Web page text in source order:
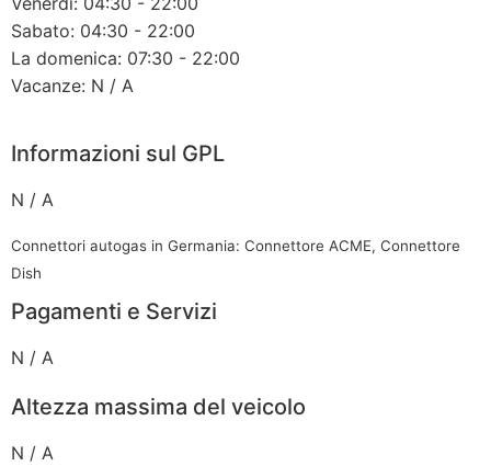
Sabato: 04:30 - 22:00
La domenica: 07:30 - 22:00
Vacanze: N / A
Informazioni sul GPL
N / A
Connettori autogas in Germania: Connettore ACME, Connettore
Dish
Pagamenti e Servizi
N / A
Altezza massima del veicolo
N / A